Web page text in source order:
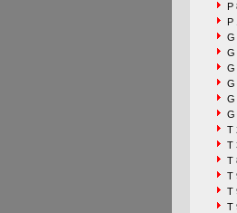
P
P
G
G
G
G
G
G
T
T
T
T
T
T